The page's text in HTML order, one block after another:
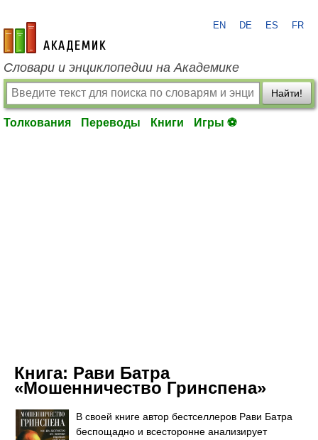
academic.ru
EN DE ES FR
Словари и энциклопедии на Академике
Найти!
Толкования Переводы Книги Игры ⚽
Книга: Рави Батра
«Мошенничество Гринспена»
В своей книге автор бестселлеров Рави Батра
беспощадно и всесторонне анализирует